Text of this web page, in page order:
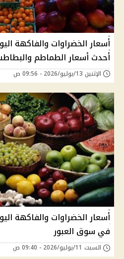
أسعار الخضراوات والفاكهة
أحدث أسعار الطماطم
الإثنين 13/يوليو/2026 - 09:56 ص
في سوق العبور
السبت 11/يوليو/2026 - 09:40 ص